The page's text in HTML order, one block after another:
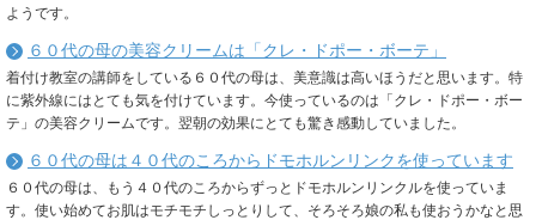
ようです。
６０代の母の美容クリームは「クレ・ドポー・ボーテ」
着付け教室の講師をしている６０代の母は、美意識は高いほうだと思います。特
に紫外線にはとても気を付けています。今使っているのは「クレ・ドポー・ボー
テ」の美容クリームです。翌朝の効果にとても驚き感動していました。
６０代の母は４０代のころからドモホルンリンクを使っています
６０代の母は、もう４０代のころからずっとドモホルンリンクルを使っていま
す。使い始めてお肌はモチモチしっとりして、そろそろ娘の私も使おうかなと思